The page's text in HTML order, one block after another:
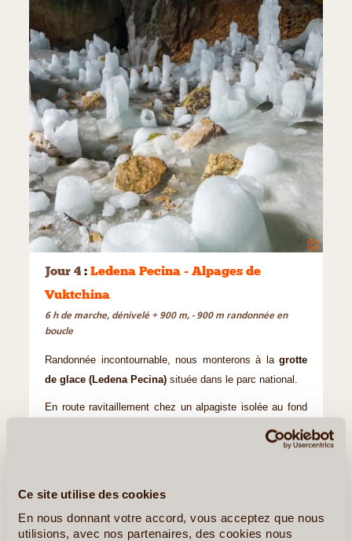
Ce site utilise des cookies
En nous donnant votre accord, vous acceptez que nous
utilisions, avec nos partenaires, des cookies nous
©
Jour 4 : Ledena Pecina - Alpages de
Vuktchina
6 h de marche, dénivelé + 900 m, - 900 m randonnée en
boucle
Randonnée incontournable, nous monterons à la grotte
de glace (Ledena Pecina) située dans le parc national.
En route ravitaillement chez un alpagiste isolée au fond
de son vallon et entouré d’anciens cirques glaciaires
Durmitor.